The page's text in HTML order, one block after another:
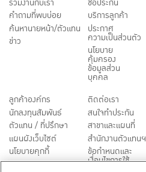
ร่วมงานกับเรา
คำถามที่พบบ่อย
ค้นหานายหน้า/ตัวแทน
ข่าว
ชื้อประกัน
บริการลูกค้า
ประกาศ
ความเป็นส่วนตัว
นโยบาย
คุ้มครอง
ข้อมูลส่วน
บุคคล
ลูกค้าองค์กร
นักลงทุนสัมพันธ์
ตัวแทน / ที่ปรึกษา
แผนผังเว็บไซต์
นโยบายคุกกี้
Third-Party Notices
ติดต่อเรา
สนใจทำประกัน
สาขาและแผนที่
สำนักงานตัวแทนฯ
ข้อกำหนดและ
เงื่อนไขการใช้